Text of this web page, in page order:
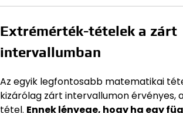
Extrémérték-tételek a zárt
intervallumban
Az egyik legfontosabb matematikai
kizárólag zárt intervallumon érvényes,
tétel. Ennek lényege, hogy ha egy